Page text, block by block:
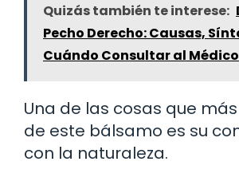
Quizás también te interese:
Pecho Derecho: Causas,
Cuándo Consultar al Médico
Una de las cosas que
de este bálsamo es su
con la naturaleza.